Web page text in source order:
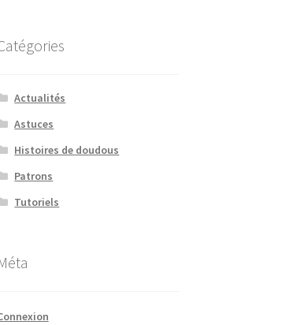
Actualités
Astuces
Histoires de doudous
Patrons
Tutoriels